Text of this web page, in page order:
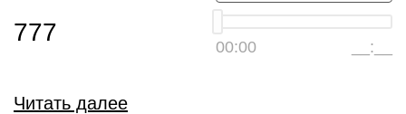
00:00 __:__
777
Читать далее